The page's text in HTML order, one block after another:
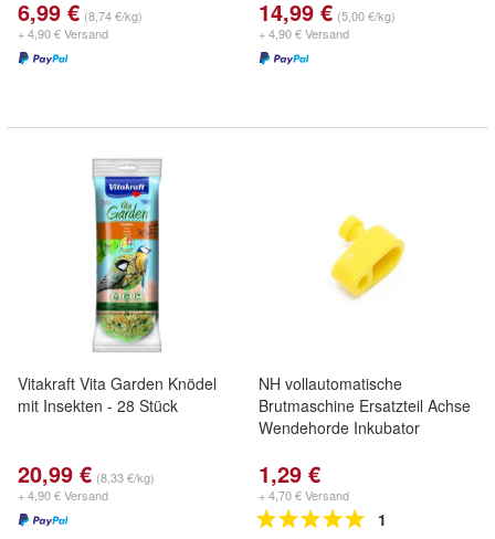
6,99 € (8,74 €/kg)
+ 4,90 € Versand
14,99 € (5,00 €/kg)
+ 4,90 € Versand
Vitakraft Vita Garden Knödel
mit Insekten - 28 Stück
20,99 € (8,33 €/kg)
+ 4,90 € Versand
NH vollautomatische
Brutmaschine Ersatzteil Achse
Wendehorde Inkubator
1,29 €
+ 4,70 € Versand
1